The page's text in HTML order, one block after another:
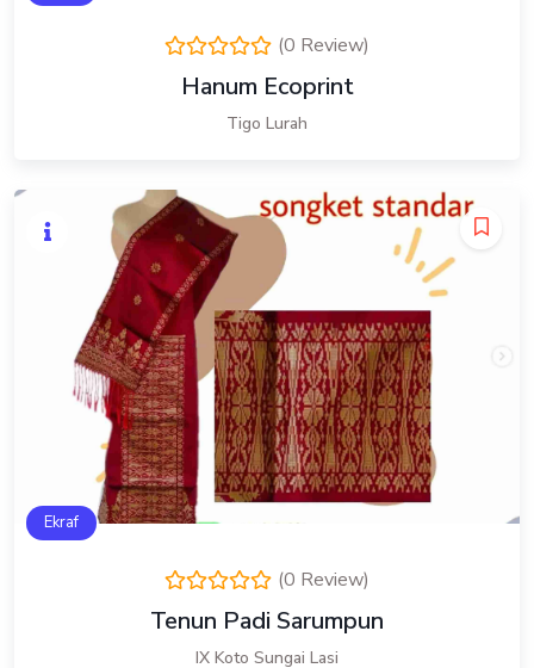
(0 Review)
Hanum Ecoprint
Tigo Lurah
Ekraf
(0 Review)
Tenun Padi Sarumpun
IX Koto Sungai Lasi